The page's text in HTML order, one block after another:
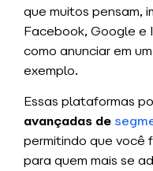
que muitos pensam,
Facebook, Google e
como anunciar em
exemplo.
Essas plataformas
avançadas de
permitindo que você
para quem mais se